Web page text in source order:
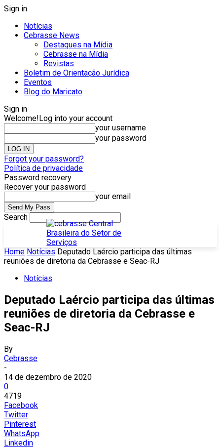
Sign in
Notícias
Cebrasse News
Destaques na Mídia
Cebrasse na Mídia
Revistas
Boletim de Orientação Jurídica
Eventos
Blog do Maricato
Sign in
Welcome!Log into your account
your username
your password
Forgot your password?
Política de privacidade
Password recovery
Recover your password
your email
Search
Home Notícias Deputado Laércio participa das últimas
reuniões de diretoria da Cebrasse e Seac-RJ
Notícias
Deputado Laércio participa das últimas
reuniões de diretoria da Cebrasse e
Seac-RJ
By
Cebrasse
-
14 de dezembro de 2020
0
4719
Facebook
Twitter
Pinterest
WhatsApp
Linkedin